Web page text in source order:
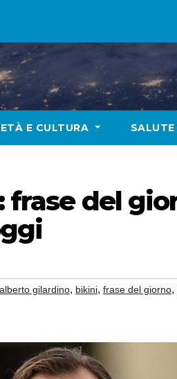
E CULTURA
frase del
alberto gilardino, bikini, frase del giorno,